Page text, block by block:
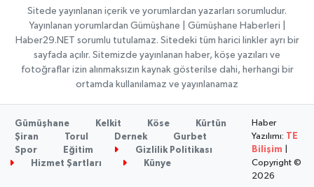
Sitede yayınlanan içerik ve yorumlardan yazarları sorumludur.
Yayınlanan yorumlardan Gümüşhane | Gümüşhane Haberleri |
Haber29.NET sorumlu tutulamaz. Sitedeki tüm harici linkler ayrı bir
sayfada açılır. Sitemizde yayınlanan haber, köşe yazıları ve
fotoğraflar izin alınmaksızın kaynak gösterilse dahi, herhangi bir
ortamda kullanılamaz ve yayınlanamaz
Gümüşhane Kelkit Köse
Kürtün
Şiran
Torul Dernek
Gurbet
Spor
Eğitim
Gizlilik Politikası
Hizmet Şartları
Künye
Haber
Yazılımı: TE
Bilişim
Copyright ©
2026